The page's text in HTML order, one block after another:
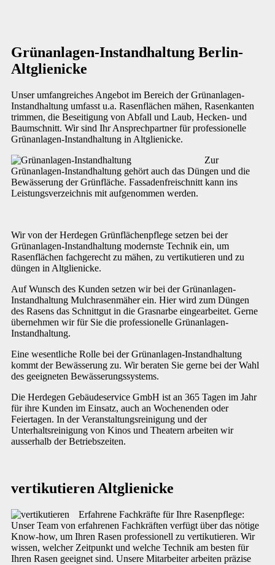
Grünanlagen-Instandhaltung Berlin-
Altglienicke
Unser umfangreiches Angebot im Bereich der Grünanlagen-
Instandhaltung umfasst u.a. Rasenflächen mähen, Rasenkanten
trimmen, die Beseitigung von Abfall und Laub, Hecken- und
Baumschnitt. Wir sind Ihr Ansprechpartner für professionelle
Grünanlagen-Instandhaltung in Altglienicke.
Zur
Grünanlagen-Instandhaltung gehört auch das Düngen und die
Bewässerung der Grünfläche. Fassadenfreischnitt kann ins
Leistungsverzeichnis mit aufgenommen werden.
Wir von der Herdegen Grünflächenpflege setzen bei der
Grünanlagen-Instandhaltung modernste Technik ein, um
Rasenflächen fachgerecht zu mähen, zu vertikutieren und zu
düngen in Altglienicke.
Auf Wunsch des Kunden setzen wir bei der Grünanlagen-
Instandhaltung Mulchrasenmäher ein. Hier wird zum Düngen
des Rasens das Schnittgut in die Grasnarbe eingearbeitet. Gerne
übernehmen wir für Sie die professionelle Grünanlagen-
Instandhaltung.
Eine wesentliche Rolle bei der Grünanlagen-Instandhaltung
kommt der Bewässerung zu. Wir beraten Sie gerne bei der Wahl
des geeigneten Bewässerungssystems.
Die Herdegen Gebäudeservice GmbH ist an 365 Tagen im Jahr
für ihre Kunden im Einsatz, auch an Wochenenden oder
Feiertagen. In der Veranstaltungsreinigung und der
Unterhaltsreinigung von Kinos und Theatern arbeiten wir
ausserhalb der Betriebszeiten.
vertikutieren Altglienicke
Erfahrene Fachkräfte für Ihre Rasenpflege:
Unser Team von erfahrenen Fachkräften verfügt über das nötige
Know-how, um Ihren Rasen professionell zu vertikutieren. Wir
wissen, welcher Zeitpunkt und welche Technik am besten für
Ihren Rasen geeignet sind. Unsere Mitarbeiter arbeiten präzise